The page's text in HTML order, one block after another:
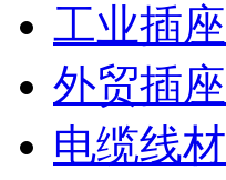
工业插座
外贸插座
电缆线材